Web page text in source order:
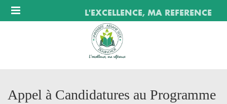
Menu L'EXCELLENCE, MA REFERENCE
Appel à Candidatures au Programme